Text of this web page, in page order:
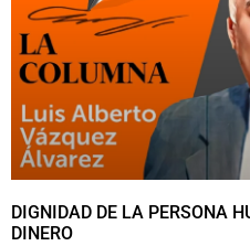
DIGNIDAD DE LA PERSONA
DINERO